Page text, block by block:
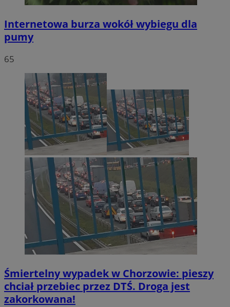
Internetowa burza wokół wybiegu dla
pumy
65
Śmiertelny wypadek w Chorzowie: pieszy
chciał przebiec przez DTŚ. Droga jest
zakorkowana!